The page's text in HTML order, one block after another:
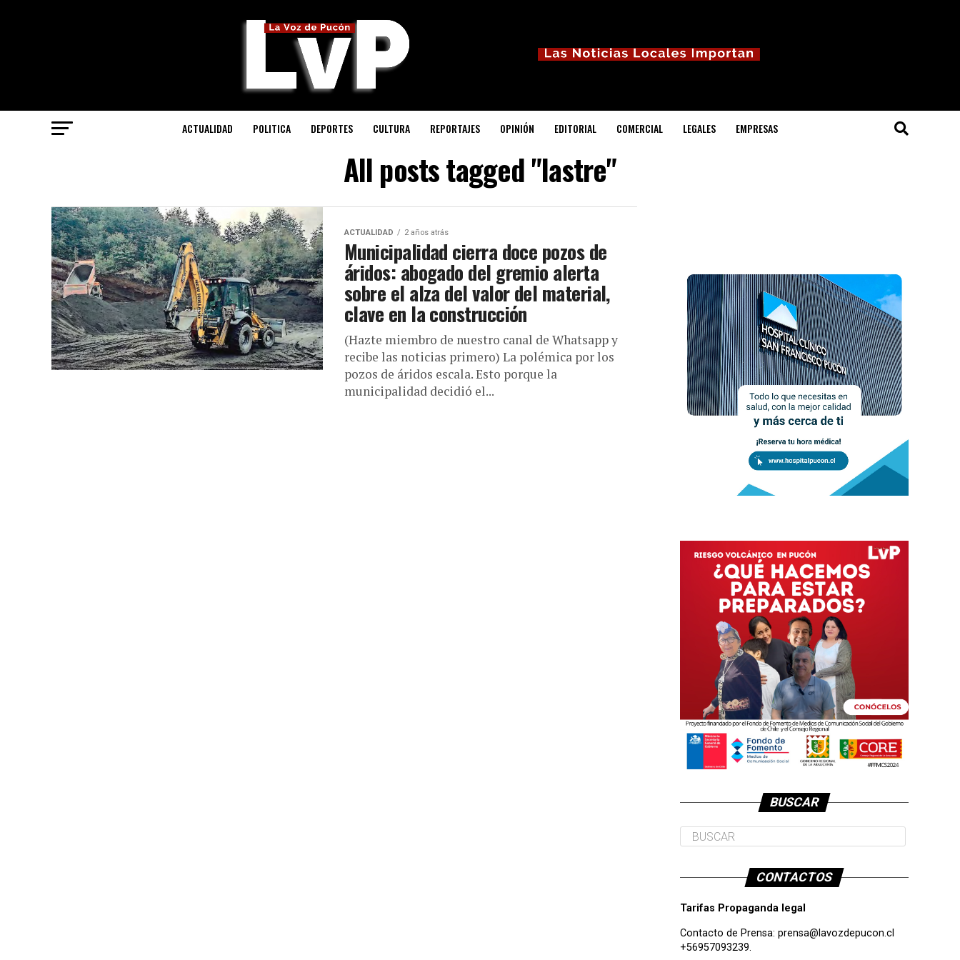
ACTUALIDAD POLITICA DEPORTES CULTURA REPORTAJES OPINIÓN EDITORIAL COMERCIAL LEGALES EMPRESAS
All posts tagged "lastre"
ACTUALIDAD 2 años atrás
Municipalidad cierra doce pozos de
áridos: abogado del gremio alerta
sobre el alza del valor del material,
clave en la construcción
(Hazte miembro de nuestro canal de Whatsapp y
recibe las noticias primero) La polémica por los
pozos de áridos escala. Esto porque la
municipalidad decidió el...
BUSCAR
CONTACTOS
Tarifas Propaganda legal
Contacto de Prensa: prensa@lavozdepucon.cl
+56957093239.